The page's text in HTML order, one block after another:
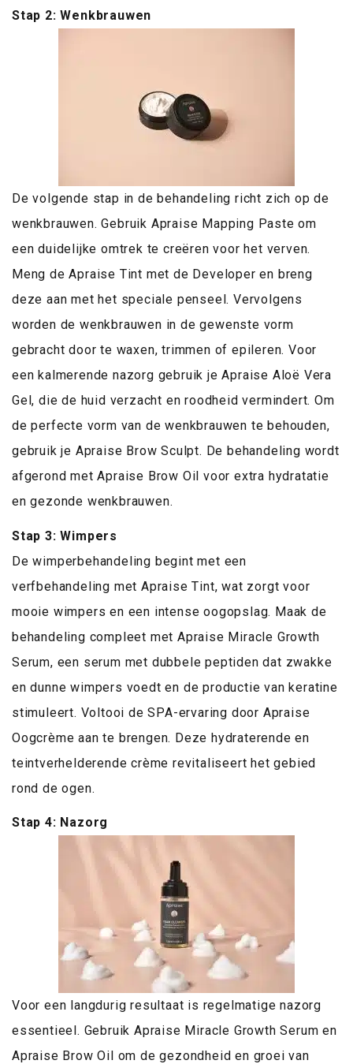
Stap 2: Wenkbrauwen
De volgende stap in de behandeling richt zich op de
wenkbrauwen. Gebruik Apraise Mapping Paste om
een duidelijke omtrek te creëren voor het verven.
Meng de Apraise Tint met de Developer en breng
deze aan met het speciale penseel. Vervolgens
worden de wenkbrauwen in de gewenste vorm
gebracht door te waxen, trimmen of epileren. Voor
een kalmerende nazorg gebruik je Apraise Aloë Vera
Gel, die de huid verzacht en roodheid vermindert. Om
de perfecte vorm van de wenkbrauwen te behouden,
gebruik je Apraise Brow Sculpt. De behandeling wordt
afgerond met Apraise Brow Oil voor extra hydratatie
en gezonde wenkbrauwen.
Stap 3: Wimpers
De wimperbehandeling begint met een
verfbehandeling met Apraise Tint, wat zorgt voor
mooie wimpers en een intense oogopslag. Maak de
behandeling compleet met Apraise Miracle Growth
Serum, een serum met dubbele peptiden dat zwakke
en dunne wimpers voedt en de productie van keratine
stimuleert. Voltooi de SPA-ervaring door Apraise
Oogcrème aan te brengen. Deze hydraterende en
teintverhelderende crème revitaliseert het gebied
rond de ogen.
Stap 4: Nazorg
Voor een langdurig resultaat is regelmatige nazorg
essentieel. Gebruik Apraise Miracle Growth Serum en
Apraise Brow Oil om de gezondheid en groei van